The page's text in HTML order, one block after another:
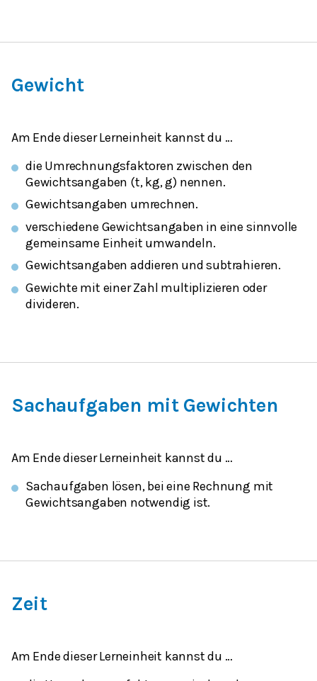
Gewicht
Am Ende dieser Lerneinheit kannst du …
die Umrechnungsfaktoren zwischen den
Gewichtsangaben (t, kg, g) nennen.
Gewichtsangaben umrechnen.
verschiedene Gewichtsangaben in eine sinnvolle
gemeinsame Einheit umwandeln.
Gewichtsangaben addieren und subtrahieren.
Gewichte mit einer Zahl multiplizieren oder
divideren.
Sachaufgaben mit Gewichten
Am Ende dieser Lerneinheit kannst du …
Sachaufgaben lösen, bei eine Rechnung mit
Gewichtsangaben notwendig ist.
Zeit
Am Ende dieser Lerneinheit kannst du …